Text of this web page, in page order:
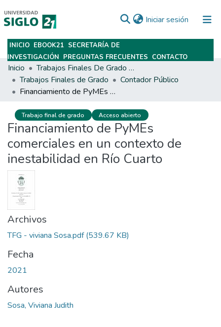
Iniciar sesión (current)
Subir
INICIO EBOOK21 SECRETARÍA DE
INVESTIGACIÓN PREGUNTAS FRECUENTES CONTACTO
Inicio
Trabajos Finales De Grado Y Posgrado
Trabajos Finales de Grado
Contador Público
Financiamiento de PyMEs comerciales en un contexto de inestabilidad en Río Cuarto
Trabajo final de grado Acceso abierto
Financiamiento de PyMEs
comerciales en un contexto de
inestabilidad en Río Cuarto
Archivos
TFG - viviana Sosa.pdf(539.67 KB)
Fecha
2021
Autores
Sosa, Viviana Judith